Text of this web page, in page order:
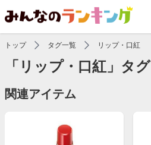
トップ タグ一覧 リップ・口紅
「リップ・口紅」タグ
関連アイテム